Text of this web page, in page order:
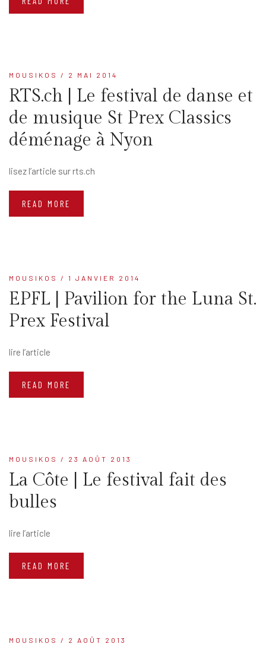
MOUSIKOS / 2 MAI 2014
RTS.ch | Le festival de danse et
de musique St Prex Classics
déménage à Nyon
lisez l’article sur rts.ch
READ MORE
MOUSIKOS / 1 JANVIER 2014
EPFL | Pavilion for the Luna St.
Prex Festival
lire l’article
READ MORE
MOUSIKOS / 23 AOÛT 2013
La Côte | Le festival fait des
bulles
lire l’article
READ MORE
MOUSIKOS / 2 AOÛT 2013